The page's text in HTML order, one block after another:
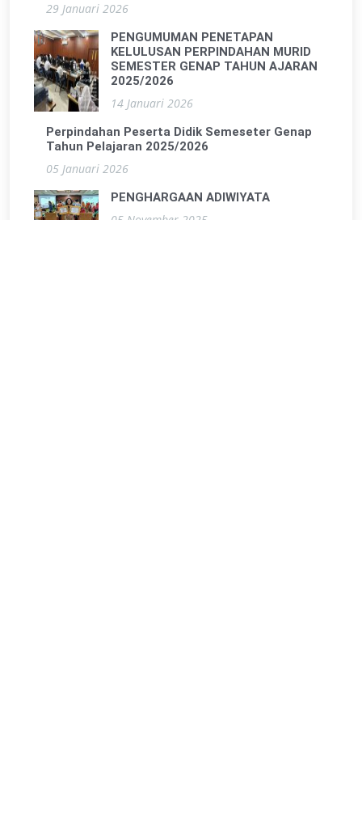
29 Januari 2026
PENGUMUMAN PENETAPAN
KELULUSAN PERPINDAHAN MURID
SEMESTER GENAP TAHUN AJARAN
2025/2026
14 Januari 2026
Perpindahan Peserta Didik Semeseter Genap
Tahun Pelajaran 2025/2026
05 Januari 2026
PENGHARGAAN ADIWIYATA
05 November 2025